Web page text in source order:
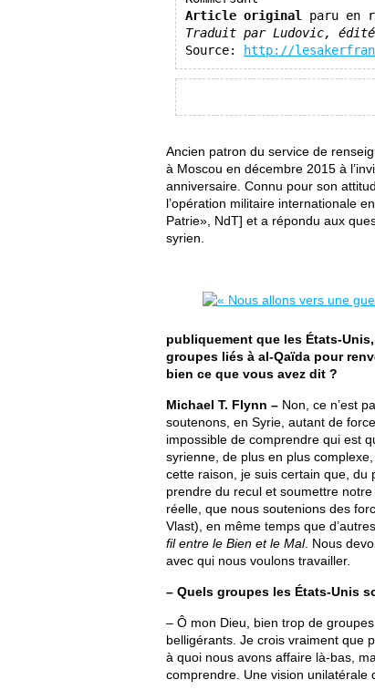
Article original
paru en
Traduit par Ludovic, édité
Source:
http://
Ancien patron du service de
à Moscou en décembre 2015 à
anniversaire. Connu pour son
l’opération militaire internationale
Patrie», NdT] et a répondu aux
syrien.
publiquement que les États-
groupes liés à al-Qaïda pour
bien ce que vous avez dit ?
Michael T. Flynn – Non, ce n’est
soutenons, en Syrie, autant de
impossible de comprendre qui est
syrienne, de plus en plus
cette raison, je suis certain que, du
prendre du recul et soumettre
réelle, que nous soutenions des
Vlast), en même temps que
fil entre le Bien et le Mal. Nous
avec qui nous voulons travailler.
– Quels groupes les États-Unis
– Ô mon Dieu, bien trop de
belligérants. Je crois vraiment que
à quoi nous avons affaire là-bas,
comprendre. Une vision unilatérale